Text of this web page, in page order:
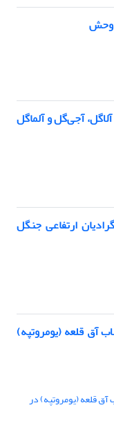
وحش
آجی‌گل و آلماگل
ارتفاعی جنگل
آق قلعه (یومروتپه)